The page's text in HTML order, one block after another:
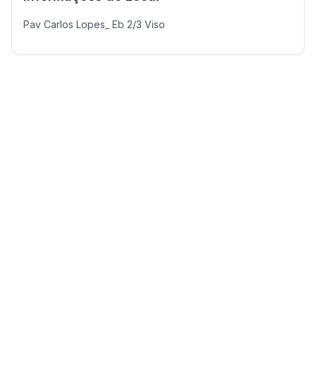
Pav Carlos Lopes_ Eb 2/3 Viso